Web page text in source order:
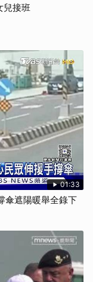
兒接班
01:33
傘遮陽暖舉全錄下